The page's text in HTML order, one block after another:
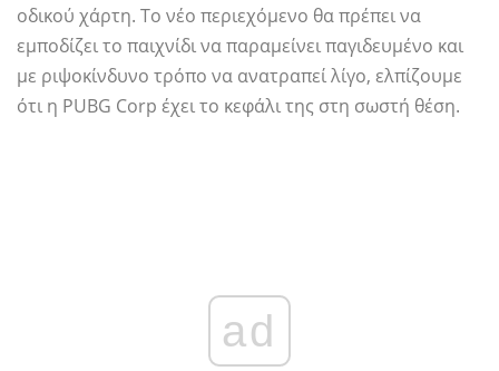
οδικού χάρτη. Το νέο περιεχόμενο θα πρέπει να
εμποδίζει το παιχνίδι να παραμείνει παγιδευμένο και
με ριψοκίνδυνο τρόπο να ανατραπεί λίγο, ελπίζουμε
ότι η PUBG Corp έχει το κεφάλι της στη σωστή θέση.
ad